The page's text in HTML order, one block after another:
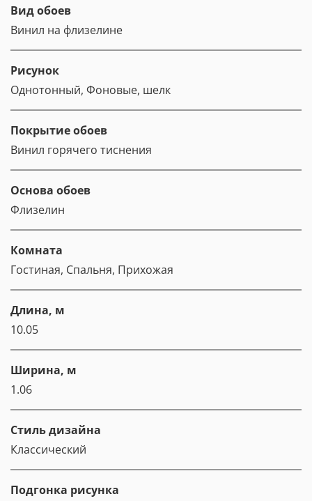
Вид обоев
Винил на флизелине
Рисунок
Однотонный, Фоновые, шелк
Покрытие обоев
Винил горячего тиснения
Основа обоев
Флизелин
Комната
Гостиная, Спальня, Прихожая
Длина, м
10.05
Ширина, м
1.06
Стиль дизайна
Классический
Подгонка рисунка